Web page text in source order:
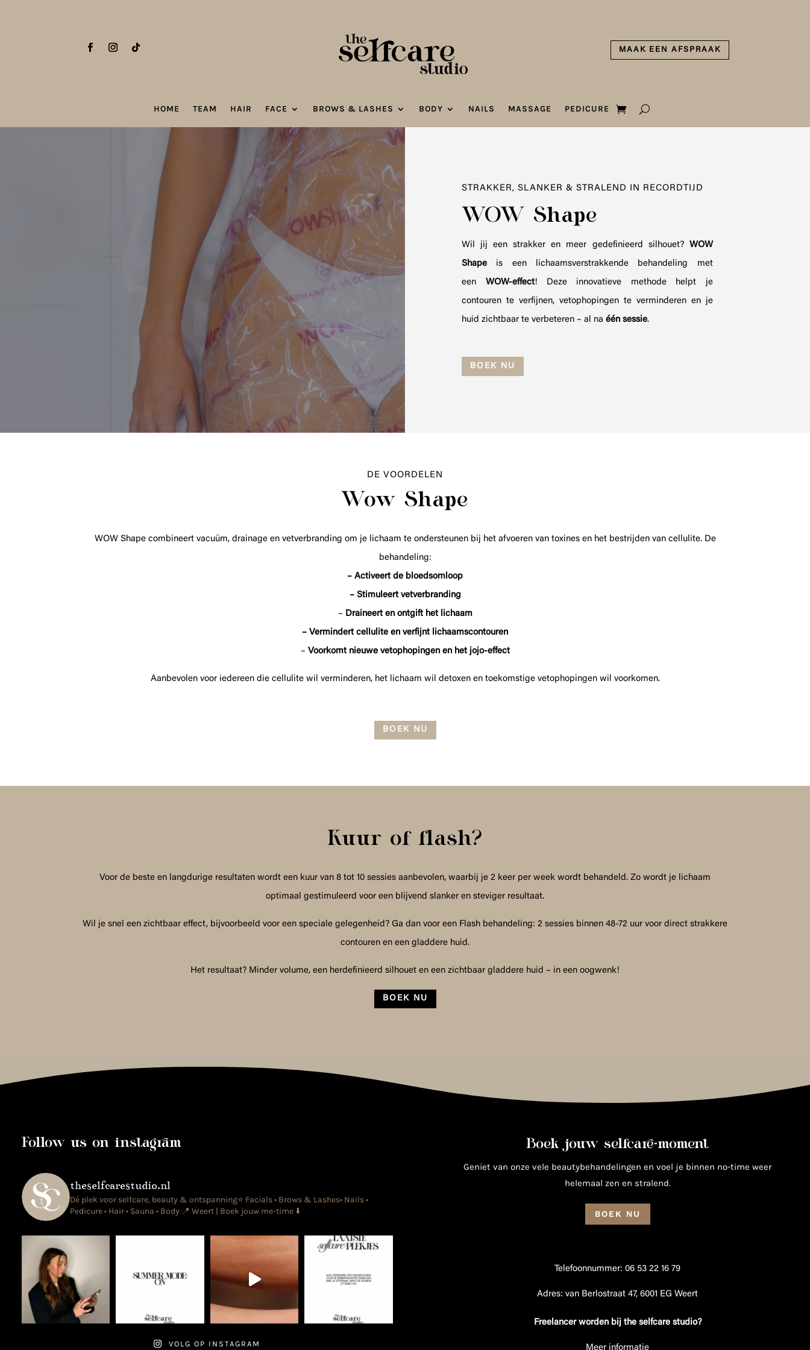
MAAK EEN AFSPRAAK
HOME TEAM HAIR FACE BROWS & LASHES BODY NAILS MASSAGE PEDICURE
STRAKKER, SLANKER & STRALEND IN RECORDTIJD
WOW Shape
Wil jij een strakker en meer gedefinieerd silhouet? WOW
Shape is een lichaamsverstrakkende behandeling met
een WOW-effect! Deze innovatieve methode helpt je
contouren te verfijnen, vetophopingen te verminderen en je
huid zichtbaar te verbeteren – al naéén sessie.
BOEK NU
DE VOORDELEN
Wow Shape
WOW Shape combineert vacuüm, drainage en vetverbranding om je lichaam te ondersteunen bij het afvoeren van toxines en het bestrijden van cellulite. De
behandeling:
– Activeert de bloedsomloop
– Stimuleert vetverbranding
– Draineert en ontgift het lichaam
– Vermindert cellulite en verfijnt lichaamscontouren
– Voorkomt nieuwe vetophopingen en het jojo-effect
Aanbevolen voor iedereen die cellulite wil verminderen, het lichaam wil detoxen en toekomstige vetophopingen wil voorkomen.
BOEK NU
Kuur of flash?
Voor de beste en langdurige resultaten wordt een kuur van 8 tot 10 sessies aanbevolen, waarbij je 2 keer per week wordt behandeld. Zo wordt je lichaam
optimaal gestimuleerd voor een blijvend slanker en steviger resultaat.
Wil je snel een zichtbaar effect, bijvoorbeeld voor een speciale gelegenheid? Ga dan voor een Flash behandeling: 2 sessies binnen 48-72 uur voor direct strakkere
contouren en een gladdere huid.
Het resultaat? Minder volume, een herdefinieerd silhouet en een zichtbaar gladdere huid – in een oogwenk!
BOEK NU
Follow us on instagram
theselfcarestudio.nl
Dé plek voor selfcare, beauty & ontspanning⭐️ Facials • Brows & Lashes• Nails •
Pedicure • Hair • Sauna • Body 📍 Weert | Boek jouw me-time ⬇️
VOLG OP INSTAGRAM
Boek jouw selfcare-moment
Geniet van onze vele beautybehandelingen en voel je binnen no-time weer
helemaal zen en stralend.
BOEK NU
Telefoonnummer: 06 53 22 16 79
Adres: van Berlostraat 47, 6001 EG Weert
Freelancer worden bij the selfcare studio?
Meer informatie